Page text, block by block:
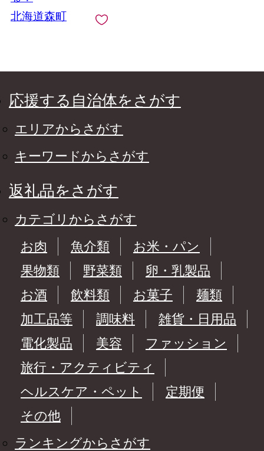
柱 ふるさと納税 北海
道 訳あり mr1-1258
北海道森町
応援する自治体をさがす
エリアからさがす
キーワードからさがす
返礼品をさがす
カテゴリからさがす
お肉
魚介類
お米・パン
果物類
野菜類
卵・乳製品
お酒
飲料類 お菓子
麺類
加工品等
調味料
雑貨・日用品
電化製品
美容
ファッション
旅行・アクティビティ
ヘルスケア・ペット
定期便
その他
ランキングからさがす